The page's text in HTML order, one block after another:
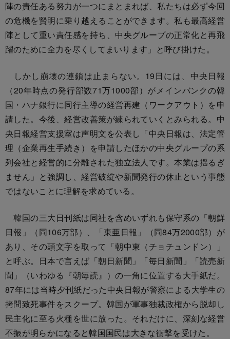
陣の責任ある努力が一つにまとまれば、私たちは必ず今回
の危機を賢明に乗り越えることができます。私も最高経営
陣として重い責任感を持ち、中央グループの正常化と再飛
躍のために全力を尽くしてまいります」と呼び掛けた。
しかし崩壊の連鎖は止まらない。19日には、中央日報
（20年時点の発行部数71万1000部）がメインバンクの韓
国・ハナ銀行に同行主導の経営再建（ワークアウト）を申
請した。今後、経営改善策が練られていくとみられる。中
央日報経営支援室は声明文を公表し「中央日報は、法定管
理（企業再生手続き）を申請したほかの中央グループの系
列会社と経営的に分離された独立法人です。本業は揺るぎ
ません」と強調し、経営破綻や新聞発行の休止という事態
ではないことに理解を求めている。
韓国の三大日刊紙は同社を含めいずれも保守系の「朝鮮
日報」（同106万部）、「東亜日報」（同84万2000部）が
あり、その頭文字を取って「朝中東（チョチュンドン）」
と呼ぶ。日本で言えば「朝日新聞」「毎日新聞」「読売新
聞」（いわゆる『朝毎読』）の一角に位置する大手紙だ。
87年には当時夕刊紙だった中央日報が警察による大学生の
拷問致死事件をスクープ。韓国が軍事独裁政権から脱却し
民主化に至る火種を世に放った。それだけに、深刻な経営
不振が明らかになると韓国国民は大きな衝撃を受けた。